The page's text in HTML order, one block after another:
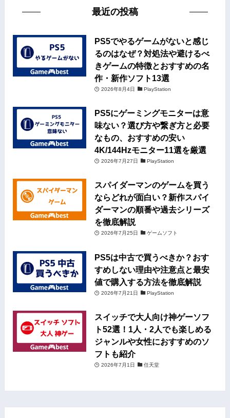
最近の投稿
PS5でやるゲームがないと感じ
るのはなぜ？対処法や避けるべ
きゲームの特徴とおすすめの名
作・新作ソフト13選
2026年8月4日 PlayStation
PS5にゲーミングモニターは意
味ない？選び方や繋ぎ方と必要
なもの、おすすめの安い
4K/144Hzモニター11選を厳選
2026年7月27日 PlayStation
スパイダーマンのゲームを買う
ならどれが面白い？新作スパイ
ダーマンの順番や過去シリーズ
を徹底解説
2026年7月25日 ゲームソフト
PS5は中古で買うべきか？おす
すめしない理由や注意点と最安
値で購入する方法を徹底解説
2026年7月21日 PlayStation
スイッチで大人向け神ゲーソフ
ト52選！1人・2人でも楽しめる
ジャンルや女性におすすめのソ
フトも紹介
2026年7月1日 任天堂